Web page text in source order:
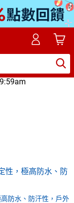
防水、防汗性，戶外